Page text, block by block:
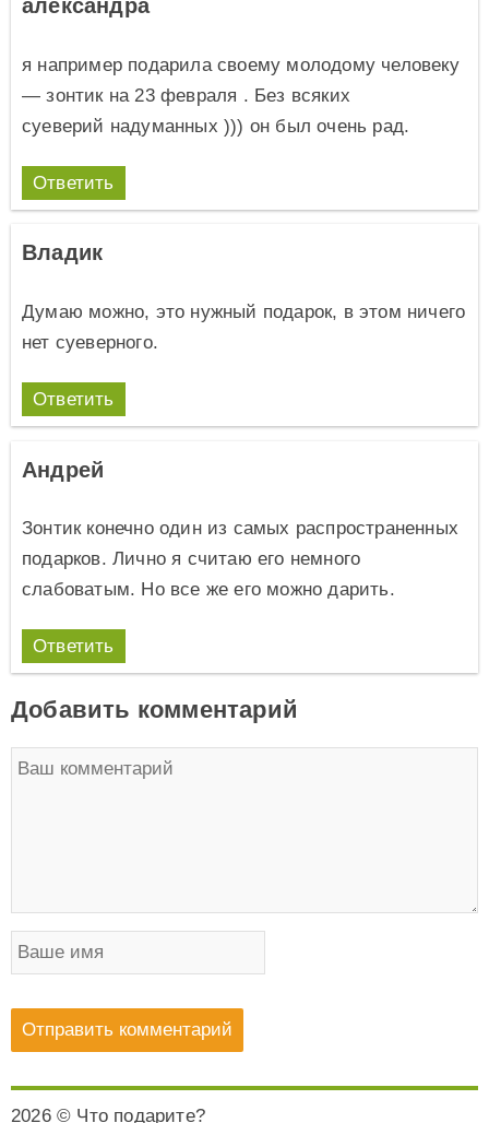
александра
я например подарила своему молодому человеку
— зонтик на 23 февраля . Без всяких
суеверий надуманных ))) он был очень рад.
Ответить
Владик
Думаю можно, это нужный подарок, в этом ничего
нет суеверного.
Ответить
Андрей
Зонтик конечно один из самых распространенных
подарков. Лично я считаю его немного
слабоватым. Но все же его можно дарить.
Ответить
Добавить комментарий
2026 © Что подарите?